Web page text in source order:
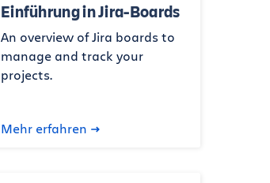
Einführung in Jira-Boards
An overview of Jira boards to
manage and track your
projects.
Mehr erfahren